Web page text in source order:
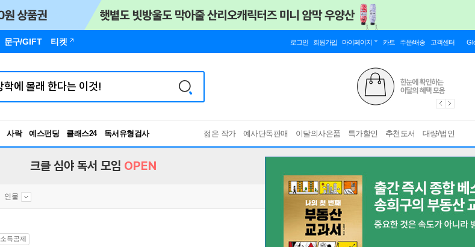
문구/GIFT 티켓 로그인 회원가입 마이페이지 카트 주문/배송 고객센터
사락 예스펀딩 클래스24
독서유형검사
RBTI Lab
젊은 작가 예사단독판매 이달의사은품 특가할인 추천도서 대량/법인
크클 심야 독서 모임 OPEN
인물
소득공제